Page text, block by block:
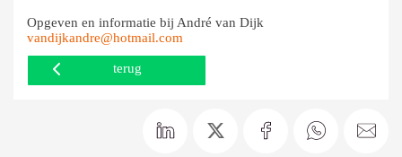
Opgeven en informatie bij André van Dijk
vandijkandre@hotmail.com
terug